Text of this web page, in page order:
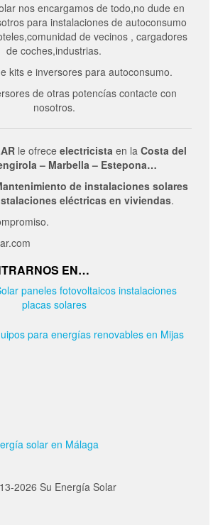
nos encargamos de todo,no dude en
para instalaciones de autoconsumo
de vecinos , cargadores
de coches,industrias.
kits e inversores para autoconsumo.
de otras potencías contacte con
nosotros.
le ofrece electricista en la Costa del
– Marbella – Estepona…
de instalaciones solares
eléctricas en viviendas.
EN…
2026 Su Energía Solar